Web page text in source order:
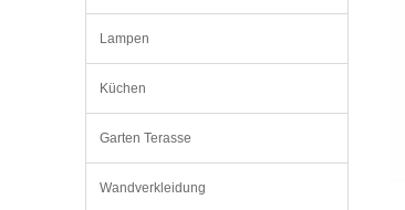
Lampen
Küchen
Garten Terasse
Wandverkleidung